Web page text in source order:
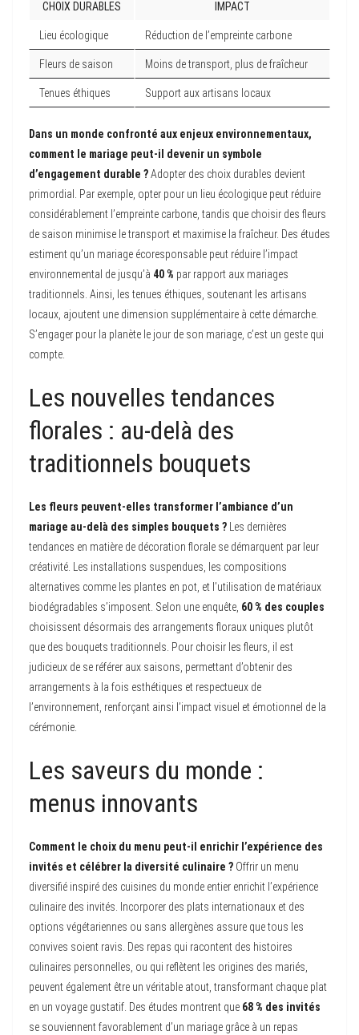
CHOIX DURABLES IMPACT
Lieu écologique Réduction de l’empreinte carbone
Fleurs de saison Moins de transport, plus de fraîcheur
Tenues éthiques Support aux artisans locaux
Dans un monde confronté aux enjeux environnementaux,
comment le mariage peut-il devenir un symbole
d’engagement durable ?Adopter des choix durables devient
primordial. Par exemple, opter pour un lieu écologique peut réduire
considérablement l’empreinte carbone, tandis que choisir des fleurs
de saison minimise le transport et maximise la fraîcheur. Des études
estiment qu’un mariage écoresponsable peut réduire l’impact
environnemental de jusqu’à 40 % par rapport aux mariages
traditionnels. Ainsi, les tenues éthiques, soutenant les artisans
locaux, ajoutent une dimension supplémentaire à cette démarche.
S’engager pour la planète le jour de son mariage, c’est un geste qui
compte.
Les nouvelles tendances
florales : au-delà des
traditionnels bouquets
Les fleurs peuvent-elles transformer l’ambiance d’un
mariage au-delà des simples bouquets ? Les dernières
tendances en matière de décoration florale se démarquent par leur
créativité. Les installations suspendues, les compositions
alternatives comme les plantes en pot, et l’utilisation de matériaux
biodégradables s’imposent. Selon une enquête, 60 % des couples
choisissent désormais des arrangements floraux uniques plutôt
que des bouquets traditionnels. Pour choisir les fleurs, il est
judicieux de se référer aux saisons, permettant d’obtenir des
arrangements à la fois esthétiques et respectueux de
l’environnement, renforçant ainsi l’impact visuel et émotionnel de la
cérémonie.
Les saveurs du monde :
menus innovants
Comment le choix du menu peut-il enrichir l’expérience des
invités et célébrer la diversité culinaire ? Offrir un menu
diversifié inspiré des cuisines du monde entier enrichit l’expérience
culinaire des invités. Incorporer des plats internationaux et des
options végétariennes ou sans allergènes assure que tous les
convives soient ravis. Des repas qui racontent des histoires
culinaires personnelles, ou qui reflètent les origines des mariés,
peuvent également être un véritable atout, transformant chaque plat
en un voyage gustatif. Des études montrent que 68 % des invités
se souviennent favorablement d’un mariage grâce à un repas